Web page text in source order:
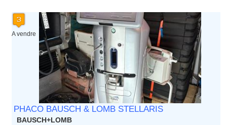
A vendre
PHACO BAUSCH & LOMB STELLARIS
BAUSCH+LOMB